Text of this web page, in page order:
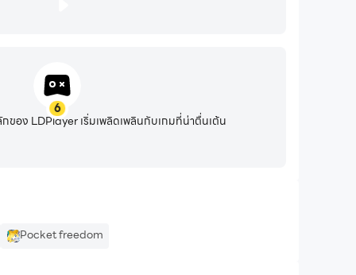
6
ของ LDPlayer เริ่มเพลิดเพลินกับเกมที่น่าตื่นเต้น
Pocket freedom